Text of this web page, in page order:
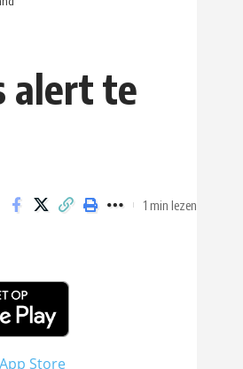
alert te
1 min lezen